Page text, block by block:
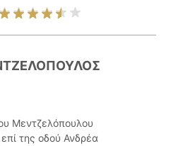
Μεντζελόπουλου
επί της οδού Ανδρέα